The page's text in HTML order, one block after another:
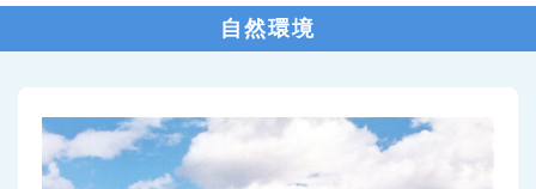
自然環境